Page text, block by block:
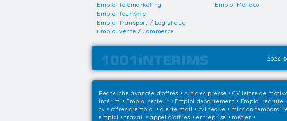
Emploi Télémarketing
Emploi Tourisme
Emploi Transport / Logistique
Emploi Vente / Commerce
Emploi Monaco
2026
Recherche avancée d'offres •Articles presse • CV lettre de
intérim • Emploi secteur • Emploi département • Emploi
cv • offres d'emploi • alerte mail • cvtheque • mission
emploi • travail • appel d'offres • entreprise • metier •